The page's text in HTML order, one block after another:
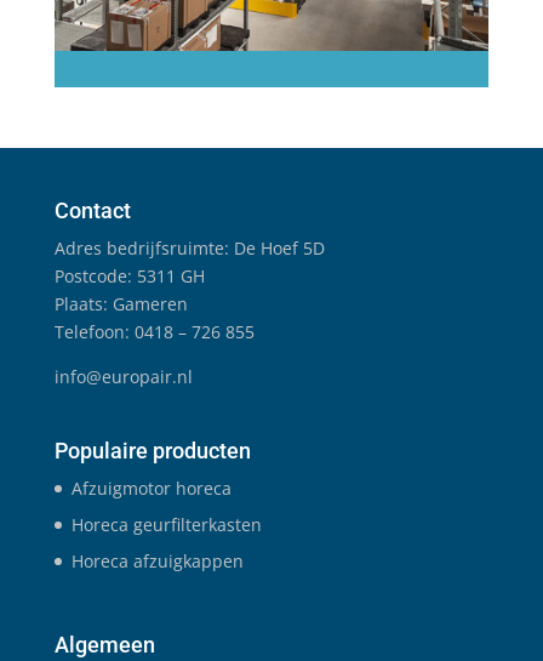
Contact
Adres bedrijfsruimte: De Hoef 5D
Postcode: 5311 GH
Plaats: Gameren
Telefoon: 0418 – 726 855
info@europair.nl
Populaire producten
Afzuigmotor horeca
Horeca geurfilterkasten
Horeca afzuigkappen
Algemeen